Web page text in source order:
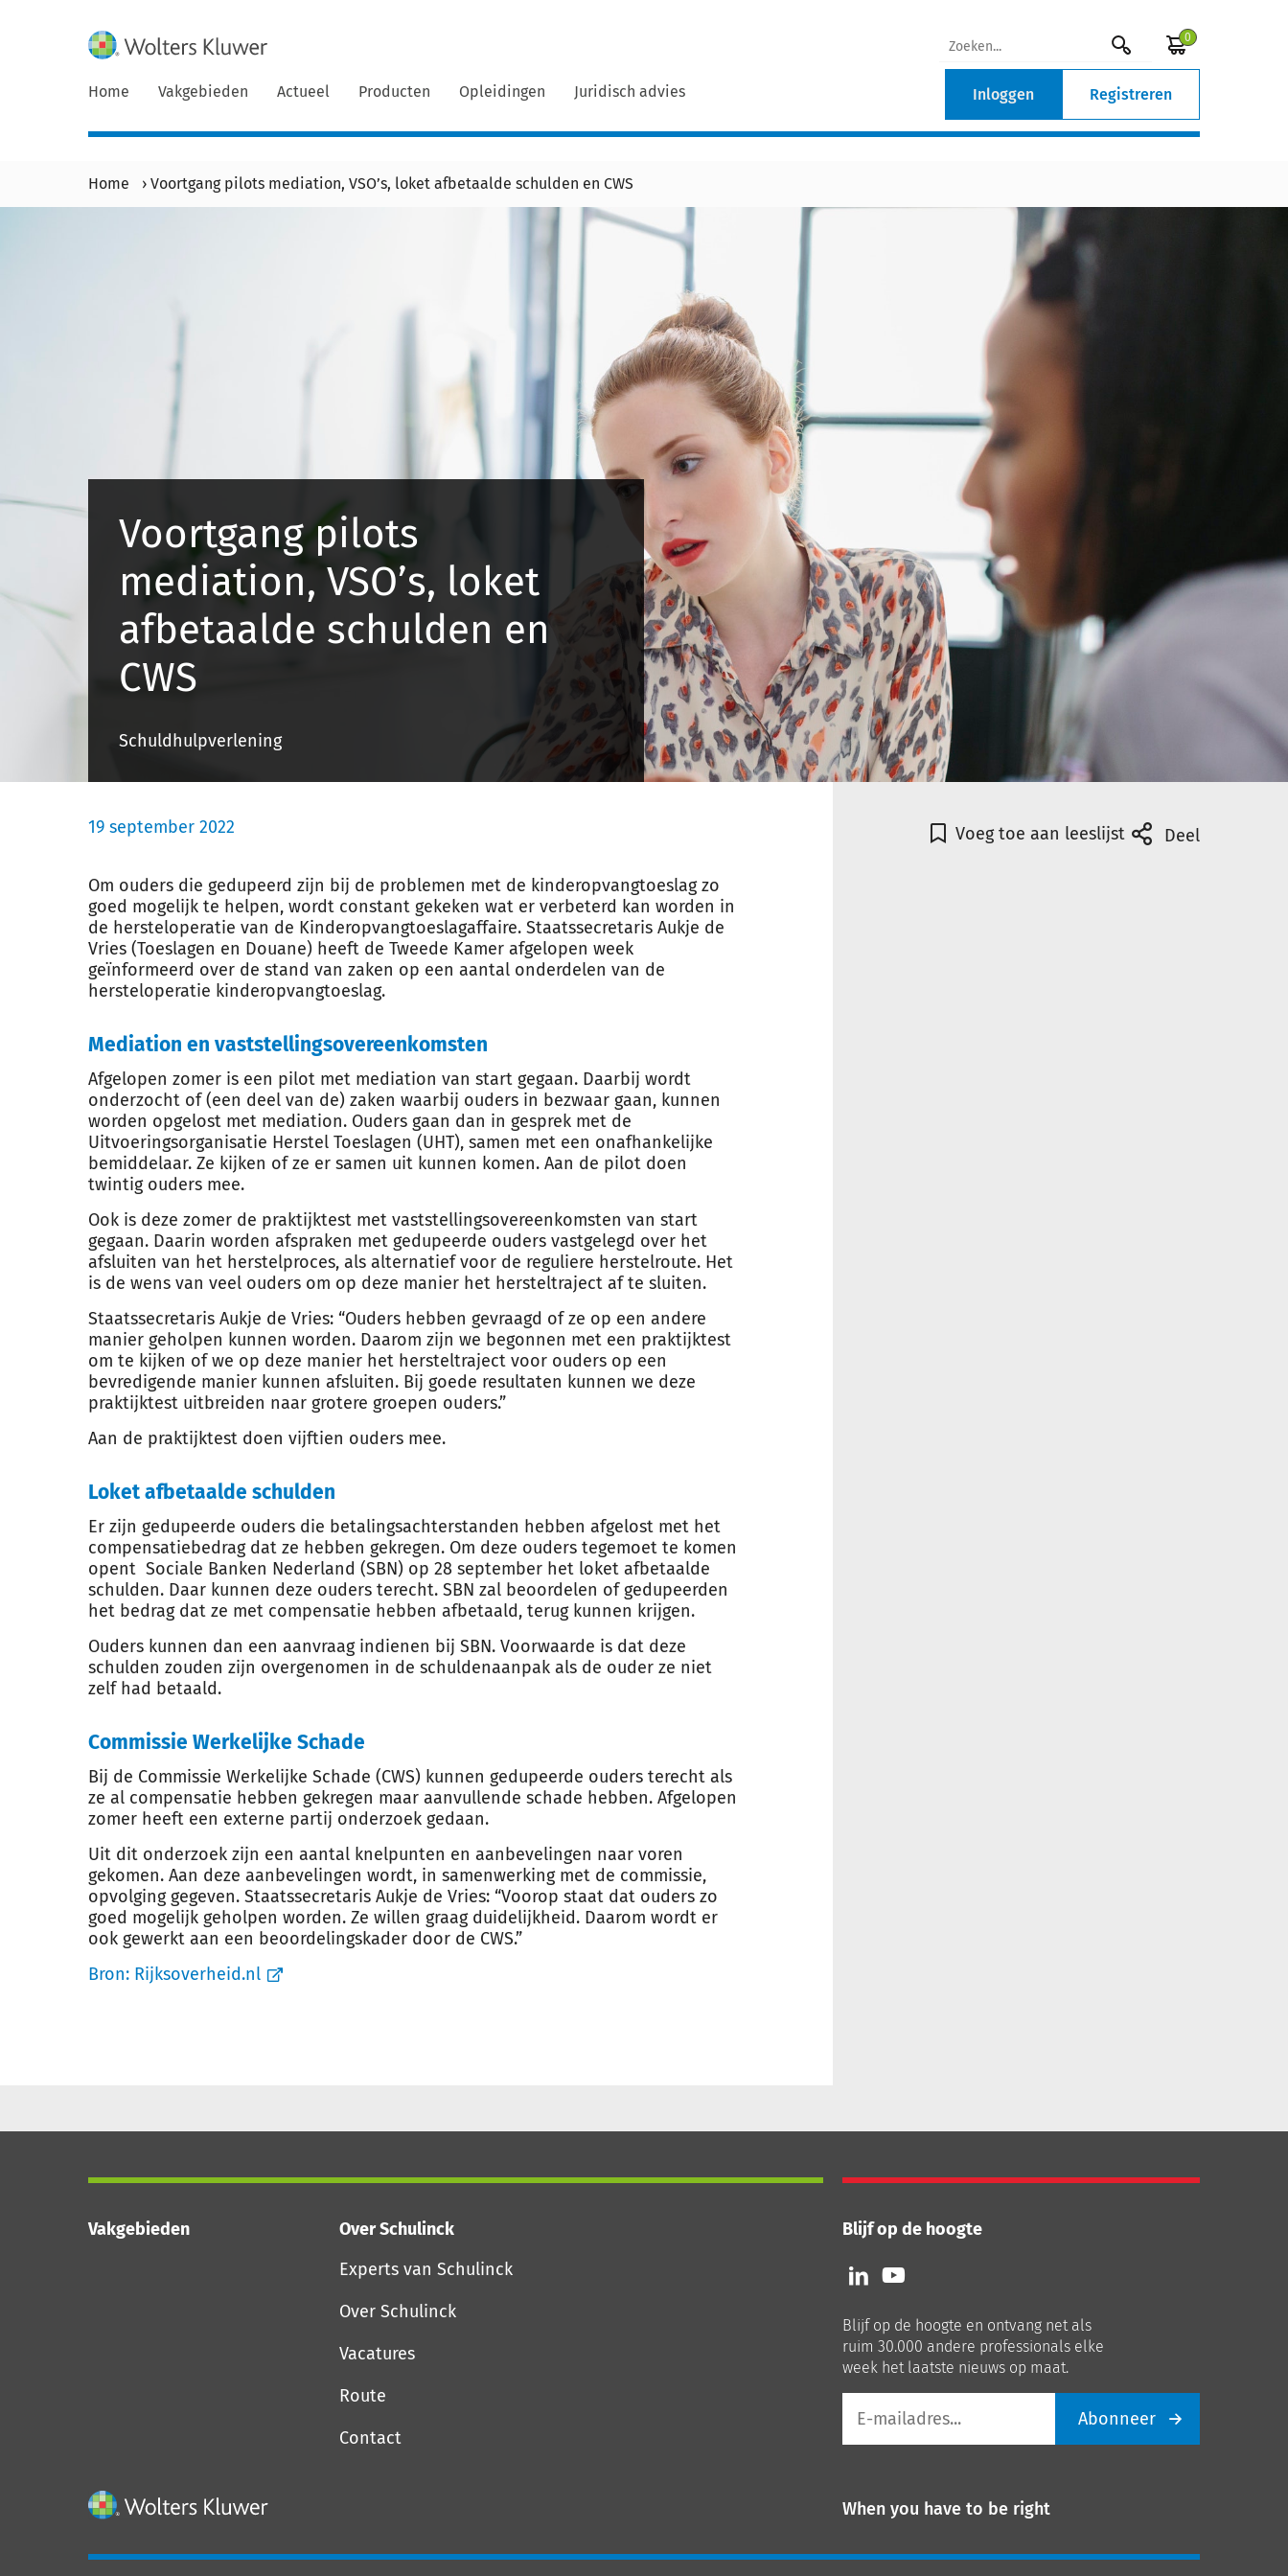
0
Home Vakgebieden Actueel Producten Opleidingen Juridisch advies Inloggen Registreren
Home › Voortgang pilots mediation, VSO’s, loket afbetaalde schulden en CWS
Voortgang pilots
mediation, VSO’s, loket
afbetaalde schulden en
CWS
Schuldhulpverlening
19 september 2022
Om ouders die gedupeerd zijn bij de problemen met de kinderopvangtoeslag zo
goed mogelijk te helpen, wordt constant gekeken wat er verbeterd kan worden in
de hersteloperatie van de Kinderopvangtoeslagaffaire. Staatssecretaris Aukje de
Vries (Toeslagen en Douane) heeft de Tweede Kamer afgelopen week
geïnformeerd over de stand van zaken op een aantal onderdelen van de
hersteloperatie kinderopvangtoeslag.
Mediation en vaststellingsovereenkomsten
Afgelopen zomer is een pilot met mediation van start gegaan. Daarbij wordt
onderzocht of (een deel van de) zaken waarbij ouders in bezwaar gaan, kunnen
worden opgelost met mediation. Ouders gaan dan in gesprek met de
Uitvoeringsorganisatie Herstel Toeslagen (UHT), samen met een onafhankelijke
bemiddelaar. Ze kijken of ze er samen uit kunnen komen. Aan de pilot doen
twintig ouders mee.
Ook is deze zomer de praktijktest met vaststellingsovereenkomsten van start
gegaan. Daarin worden afspraken met gedupeerde ouders vastgelegd over het
afsluiten van het herstelproces, als alternatief voor de reguliere herstelroute. Het
is de wens van veel ouders om op deze manier het hersteltraject af te sluiten.
Staatssecretaris Aukje de Vries: “Ouders hebben gevraagd of ze op een andere
manier geholpen kunnen worden. Daarom zijn we begonnen met een praktijktest
om te kijken of we op deze manier het hersteltraject voor ouders op een
bevredigende manier kunnen afsluiten. Bij goede resultaten kunnen we deze
praktijktest uitbreiden naar grotere groepen ouders.”
Aan de praktijktest doen vijftien ouders mee.
Loket afbetaalde schulden
Er zijn gedupeerde ouders die betalingsachterstanden hebben afgelost met het
compensatiebedrag dat ze hebben gekregen. Om deze ouders tegemoet te komen
opent Sociale Banken Nederland (SBN) op 28 september het loket afbetaalde
schulden. Daar kunnen deze ouders terecht. SBN zal beoordelen of gedupeerden
het bedrag dat ze met compensatie hebben afbetaald, terug kunnen krijgen.
Ouders kunnen dan een aanvraag indienen bij SBN. Voorwaarde is dat deze
schulden zouden zijn overgenomen in de schuldenaanpak als de ouder ze niet
zelf had betaald.
Commissie Werkelijke Schade
Bij de Commissie Werkelijke Schade (CWS) kunnen gedupeerde ouders terecht als
ze al compensatie hebben gekregen maar aanvullende schade hebben. Afgelopen
zomer heeft een externe partij onderzoek gedaan.
Uit dit onderzoek zijn een aantal knelpunten en aanbevelingen naar voren
gekomen. Aan deze aanbevelingen wordt, in samenwerking met de commissie,
opvolging gegeven. Staatssecretaris Aukje de Vries: “Voorop staat dat ouders zo
goed mogelijk geholpen worden. Ze willen graag duidelijkheid. Daarom wordt er
ook gewerkt aan een beoordelingskader door de CWS.”
Bron: Rijksoverheid.nl
Voeg toe aan leeslijst Deel
Vakgebieden
Over Schulinck
Experts van Schulinck
Over Schulinck
Vacatures
Route
Contact
Blijf op de hoogte
Volg
ons
LinkedIn
Volg
ons
Youtube
Blijf op de hoogte en ontvang net als
ruim 30.000 andere professionals elke
week het laatste nieuws op maat.
mailadres
Abonneer
When you have to be right